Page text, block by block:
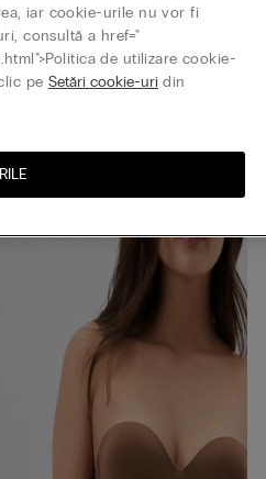
iar cookie-urile nu vor fi
consultă a href="
de utilizare cookie-
pe Setări cookie-uridin